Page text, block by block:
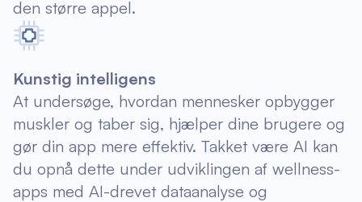
den større appel.
Kunstig intelligens
At undersøge, hvordan mennesker opbygger
muskler og taber sig, hjælper dine brugere og
gør din app mere effektiv. Takket være AI kan
du opnå dette under udviklingen af wellness-
apps med AI-drevet dataanalyse og